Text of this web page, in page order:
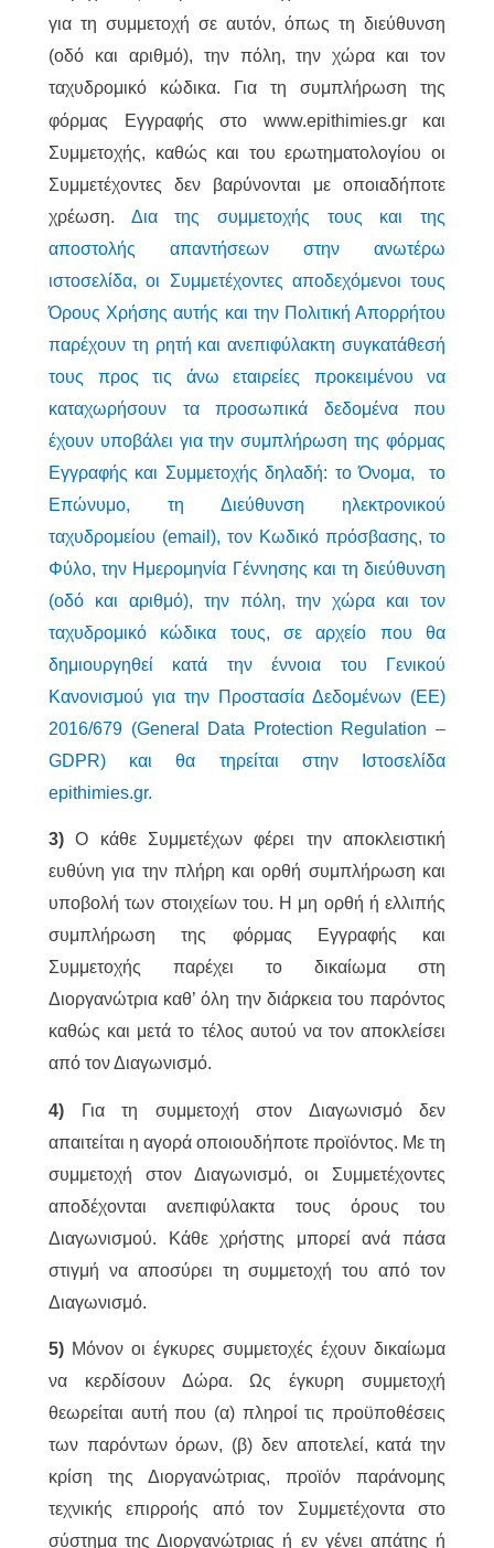
για τη συμμετοχή σε αυτόν, όπως τη διεύθυνση
(οδό και αριθμό), την πόλη, την χώρα και τον
ταχυδρομικό κώδικα.
Για τη συμπλήρωση της
φόρμας Εγγραφής στο www.epithimies.gr και
Συμμετοχής, καθώς και του ερωτηματολογίου οι
Συμμετέχοντες δεν βαρύνονται με οποιαδήποτε
χρέωση. Δια της συμμετοχής τους και της
αποστολής απαντήσεων στην ανωτέρω
ιστοσελίδα, οι Συμμετέχοντες αποδεχόμενοι τους
Όρους Χρήσης αυτής και την Πολιτική Απορρήτου
παρέχουν τη ρητή και ανεπιφύλακτη συγκατάθεσή
τους προς τις άνω εταιρείες προκειμένου να
καταχωρήσουν τα προσωπικά δεδομένα που
έχουν υποβάλει για την συμπλήρωση της φόρμας
Εγγραφής και Συμμετοχής δηλαδή: το Όνομα, το
Επώνυμο, τη Διεύθυνση ηλεκτρονικού
ταχυδρομείου (email), τον Κωδικό πρόσβασης, το
Φύλο, την Ημερομηνία Γέννησης και τη διεύθυνση
(οδό και αριθμό), την πόλη, την χώρα και τον
ταχυδρομικό κώδικα τους, σε αρχείο που θα
δημιουργηθεί κατά την έννοια του Γενικού
Κανονισμού για την Προστασία Δεδομένων (ΕΕ)
2016/679 (General Data Protection Regulation –
GDPR) και θα τηρείται στην Ιστοσελίδα
epithimies.gr.
3) Ο κάθε Συμμετέχων φέρει την αποκλειστική
ευθύνη για την πλήρη και ορθή συμπλήρωση και
υποβολή των στοιχείων του. Η μη ορθή ή ελλιπής
συμπλήρωση της φόρμας Εγγραφής και
Συμμετοχής παρέχει το δικαίωμα στη
Διοργανώτρια καθ’ όλη την διάρκεια του παρόντος
καθώς και μετά το τέλος αυτού να τον αποκλείσει
από τον Διαγωνισμό.
4) Για τη συμμετοχή στον Διαγωνισμό δεν
απαιτείται η αγορά οποιουδήποτε προϊόντος. Με τη
συμμετοχή στον Διαγωνισμό, οι Συμμετέχοντες
αποδέχονται ανεπιφύλακτα τους όρους του
Διαγωνισμού. Κάθε χρήστης μπορεί ανά πάσα
στιγμή να αποσύρει τη συμμετοχή του από τον
Διαγωνισμό.
5) Μόνον οι έγκυρες συμμετοχές έχουν δικαίωμα
να κερδίσουν Δώρα. Ως έγκυρη συμμετοχή
θεωρείται αυτή που (α) πληροί τις προϋποθέσεις
των παρόντων όρων, (β) δεν αποτελεί, κατά την
κρίση της Διοργανώτριας, προϊόν παράνομης
τεχνικής επιρροής από τον Συμμετέχοντα στο
σύστημα της Διοργανώτριας ή εν γένει απάτης ή